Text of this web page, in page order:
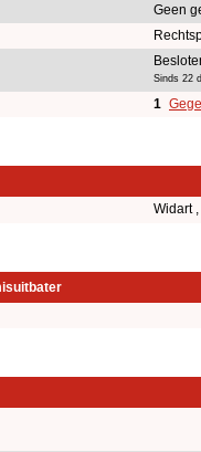
Geen
Sinds 22
1
Widart